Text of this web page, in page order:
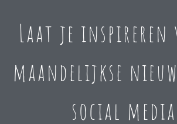
Laat je inspireren
maandelijkse
social